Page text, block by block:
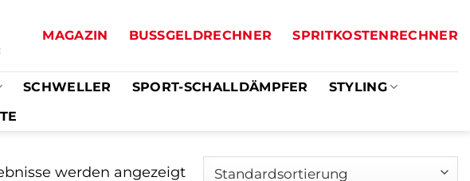
MAGAZIN BUSSGELDRECHNER SPRITKOSTENRECHNER
SCHWELLER SPORT-SCHALLDÄMPFER
STYLING
werden angezeigt